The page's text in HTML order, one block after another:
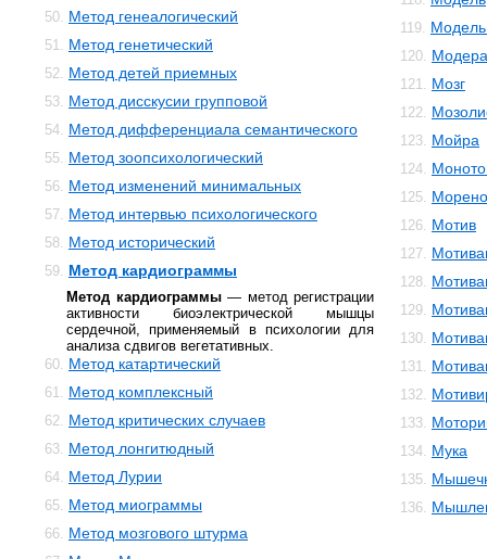
50. Метод генеалогический
51. Метод генетический
52. Метод детей приемных
53. Метод дисскусии групповой
54. Метод дифференциала семантического
55. Метод зоопсихологический
56. Метод изменений минимальных
57. Метод интервью психологического
58. Метод исторический
59. Метод кардиограммы
Метод кардиограммы— метод регистрации
активности биоэлектрической мышцы
сердечной, применяемый в психологии для
анализа сдвигов вегетативных.
60. Метод катартический
61. Метод комплексный
62. Метод критических случаев
63. Метод лонгитюдный
64. Метод Лурии
65. Метод миограммы
66. Метод мозгового штурма
119. Модель
120.
121. Мозг
122.
123. Мойра
124.
125.
126. Мотив
127.
128.
129.
130.
131.
132.
133.
134. Мука
135.
136.